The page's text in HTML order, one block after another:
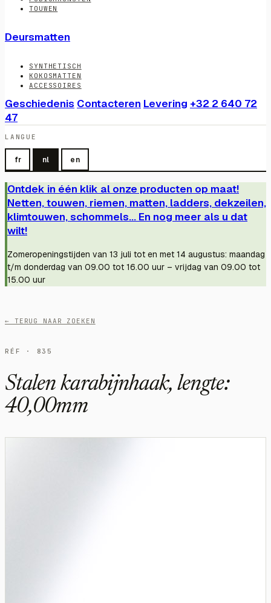
TOUWEN
Deursmatten
SYNTHETISCH
KOKOSMATTEN
ACCESSOIRES
Geschiedenis Contacteren Levering +32 2 640 72
47
LANGUE
fr nl en
Ontdek in één klik al onze producten op maat!
Netten, touwen, riemen, matten, ladders, dekzeilen,
klimtouwen, schommels... En nog meer als u dat
wilt!
Zomeropeningstijden van 13 juli tot en met 14 augustus: maandag
t/m donderdag van 09.00 tot 16.00 uur – vrijdag van 09.00 tot
15.00 uur
← TERUG NAAR ZOEKEN
RÉF · 835
Stalen karabijnhaak, lengte:
40,00mm